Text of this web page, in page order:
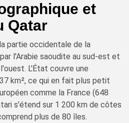
et
Qatar
partie occidentale de la
l'Arabie saoudite au sud-est et
L'État couvre une
km², ce qui en fait plus petit
comme la France (648
s'étend sur 1 200 km de côtes
plus de 80 îles.